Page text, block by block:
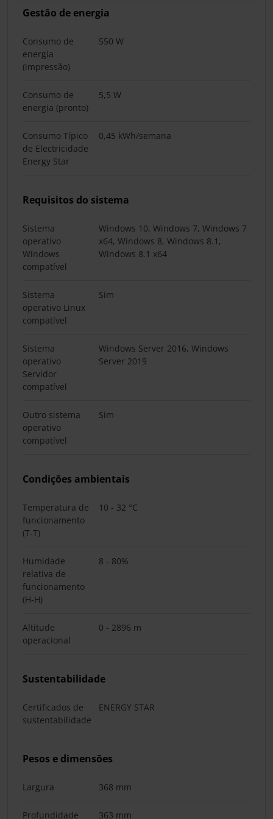
Gestão de energia
Consumo de
energia
(impressão)
550 W
Consumo de
energia (pronto)
5,5 W
Consumo Típico
de Electricidade
Energy Star
0,45 kWh/semana
Requisitos do sistema
Sistema
operativo
Windows
compatível
Windows 10, Windows 7, Windows 7
x64, Windows 8, Windows 8.1,
Windows 8.1 x64
Sistema
operativo Linux
compatível
Sim
Sistema
operativo
Servidor
compatível
Windows Server 2016, Windows
Server 2019
Outro sistema
operativo
compatível
Sim
Condições ambientais
Temperatura de
funcionamento
(T-T)
10 - 32 °C
Humidade
relativa de
funcionamento
(H-H)
8 - 80%
Altitude
operacional
0 - 2896 m
Sustentabilidade
Certificados de
sustentabilidade
ENERGY STAR
Pesos e dimensões
Largura 368 mm
Profundidade 363 mm